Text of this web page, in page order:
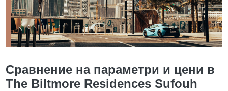
Сравнение на параметри и цени в
The Biltmore Residences Sufouh